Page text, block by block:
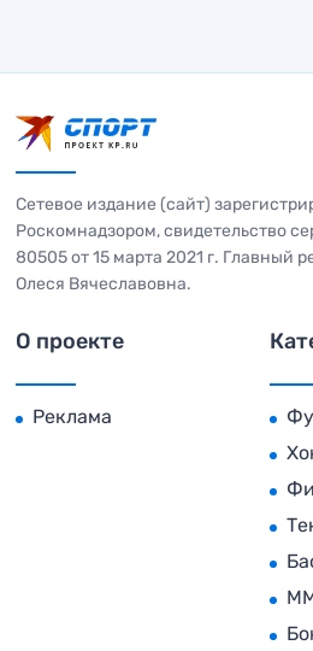
Сетевое издание (сайт)
Роскомнадзором, свидетельство
80505 от 15 марта 2021 г. Главный
Олеся Вячеславовна.
О проекте
Реклама